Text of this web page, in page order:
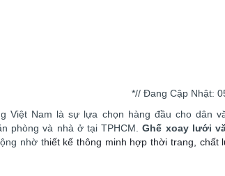
*// Đang Cập Nhật:
Việt Nam là sự lựa chọn hàng đầu cho dân
phòng và nhà ở tại TPHCM.Ghế xoay lưới
nhờ thiết kế thông minh hợp thời trang, chất